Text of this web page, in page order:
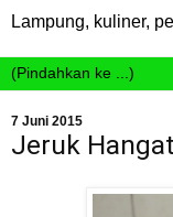
Lampung, kuliner,
7 Juni 2015
Jeruk Hangat